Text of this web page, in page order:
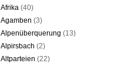
Afrika (40)
Agamben (3)
Alpenüberquerung (13)
Alpirsbach (2)
Altparteien (22)